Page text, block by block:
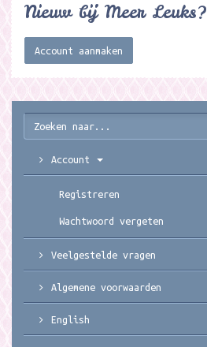
Nieuw bij Meer Leuks?
Account aanmaken
Account
Registreren
Wachtwoord vergeten
Veelgestelde vragen
Algemene voorwaarden
English